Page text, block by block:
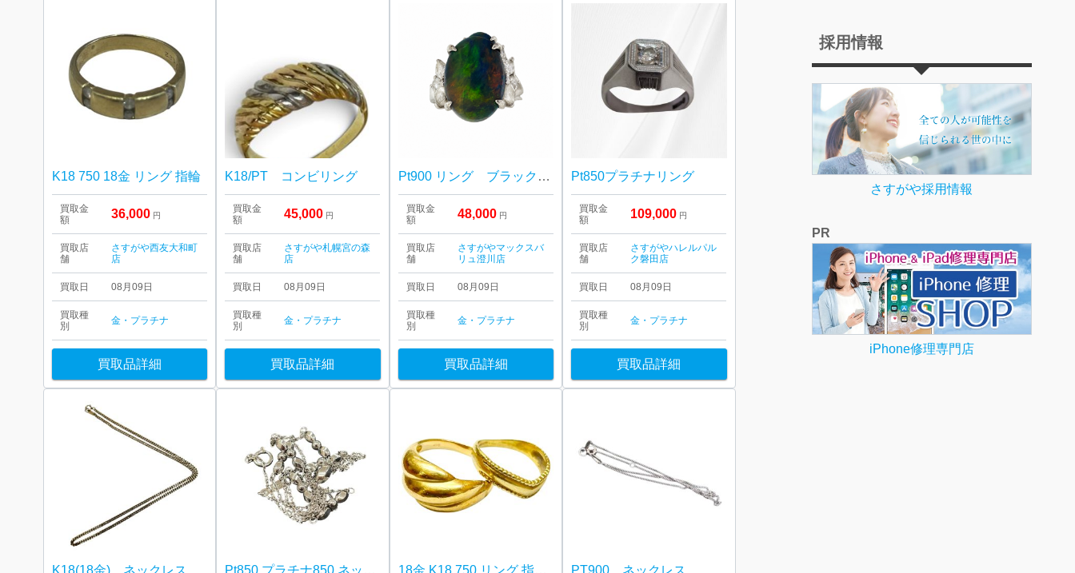
K18 750 18金 リング 指輪
買取金
額
36,000 円
買取店
舗
さすがや西友大和町
店
買取日 08月09日
買取種
別
金・プラチナ
買取品詳細
K18/PT コンビリング
買取金
額
45,000 円
買取店
舗
さすがや札幌宮の森
店
買取日 08月09日
買取種
別
金・プラチナ
買取品詳細
Pt900 リング ブラックオパール
買取金
額
48,000 円
買取店
舗
さすがやマックスバ
リュ澄川店
買取日 08月09日
買取種
別
金・プラチナ
買取品詳細
Pt850プラチナリング
買取金
額
109,000 円
買取店
舗
さすがやハレルパル
ク磐田店
買取日 08月09日
買取種
別
金・プラチナ
買取品詳細
K18(18金) ネックレス Pt850 プラチナ850 ネックレス アクセサリー 18金 K18 750 リング 指輪 アクセサリー PT900 ネックレス
採用情報
さすがや採用情報
PR
iPhone修理専門店